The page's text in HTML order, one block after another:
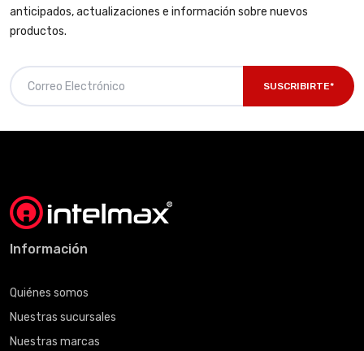
anticipados, actualizaciones e información sobre nuevos
productos.
SUSCRIBIRTE*
Información
Quiénes somos
Nuestras sucursales
Nuestras marcas